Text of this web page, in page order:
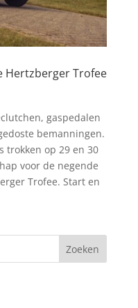
Hertzberger Trofee
gaspedalen
bemanningen.
trokken op 29 en 30
voor de negende
Trofee. Start en